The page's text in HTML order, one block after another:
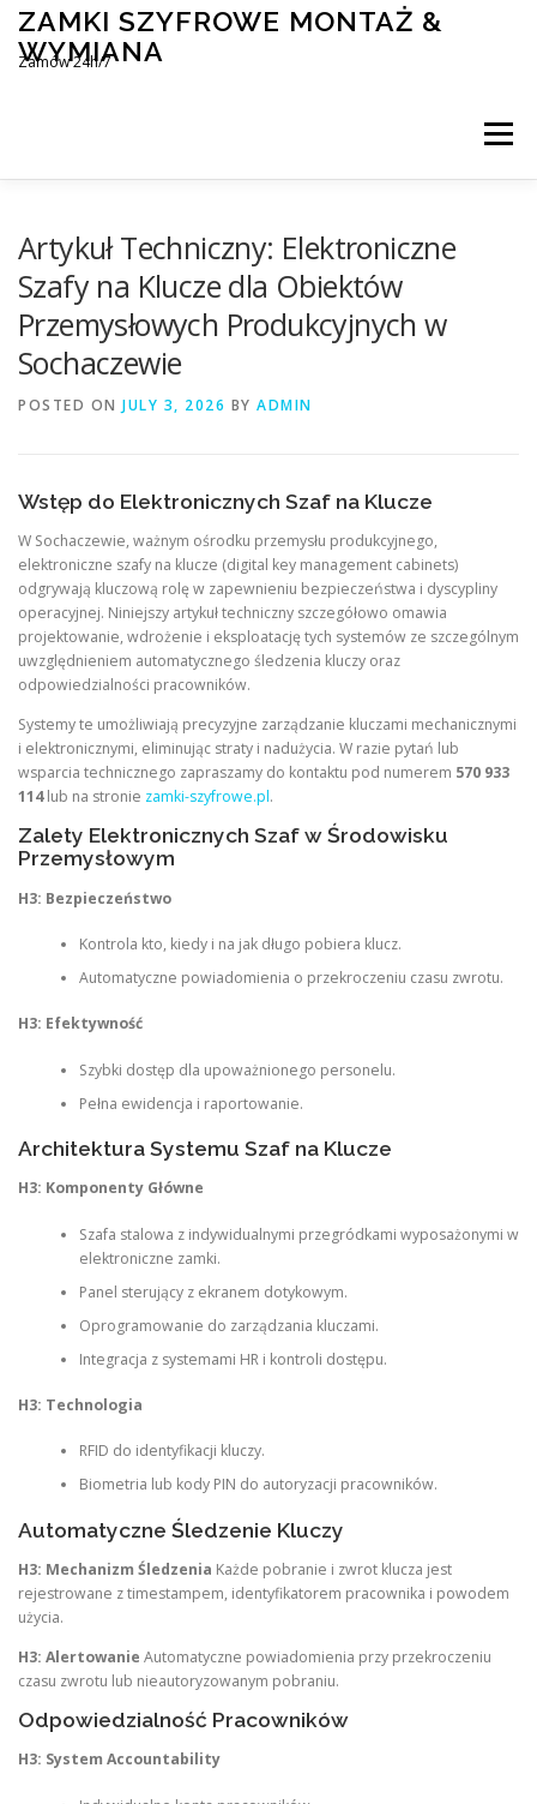
Skip
content
ZAMKI SZYFROWE MONTAŻ &
WYMIANA
Zamów 24h/7
Menu
KONTAKT
Artykuł Techniczny: Elektroniczne
Szafy na Klucze dla Obiektów
Przemysłowych Produkcyjnych w
Sochaczewie
POSTED ON JULY 3, 2026 BY ADMIN
Wstęp do Elektronicznych Szaf na Klucze
W Sochaczewie, ważnym ośrodku przemysłu produkcyjnego,
elektroniczne szafy na klucze (digital key management cabinets)
odgrywają kluczową rolę w zapewnieniu bezpieczeństwa i dyscypliny
operacyjnej. Niniejszy artykuł techniczny szczegółowo omawia
projektowanie, wdrożenie i eksploatację tych systemów ze szczególnym
uwzględnieniem automatycznego śledzenia kluczy oraz
odpowiedzialności pracowników.
Systemy te umożliwiają precyzyjne zarządzanie kluczami mechanicznymi
i elektronicznymi, eliminując straty i nadużycia. W razie pytań lub
wsparcia technicznego zapraszamy do kontaktu pod numerem 570 933
114lub na stronie zamki-szyfrowe.pl.
Zalety Elektronicznych Szaf w Środowisku
Przemysłowym
H3: Bezpieczeństwo
Kontrola kto, kiedy i na jak długo pobiera klucz.
Automatyczne powiadomienia o przekroczeniu czasu zwrotu.
H3: Efektywność
Szybki dostęp dla upoważnionego personelu.
Pełna ewidencja i raportowanie.
Architektura Systemu Szaf na Klucze
H3: Komponenty Główne
Szafa stalowa z indywidualnymi przegródkami wyposażonymi w
elektroniczne zamki.
Panel sterujący z ekranem dotykowym.
Oprogramowanie do zarządzania kluczami.
Integracja z systemami HR i kontroli dostępu.
H3: Technologia
RFID do identyfikacji kluczy.
Biometria lub kody PIN do autoryzacji pracowników.
Automatyczne Śledzenie Kluczy
H3: Mechanizm Śledzenia Każde pobranie i zwrot klucza jest
rejestrowane z timestampem, identyfikatorem pracownika i powodem
użycia.
H3: Alertowanie Automatyczne powiadomienia przy przekroczeniu
czasu zwrotu lub nieautoryzowanym pobraniu.
Odpowiedzialność Pracowników
H3: System Accountability